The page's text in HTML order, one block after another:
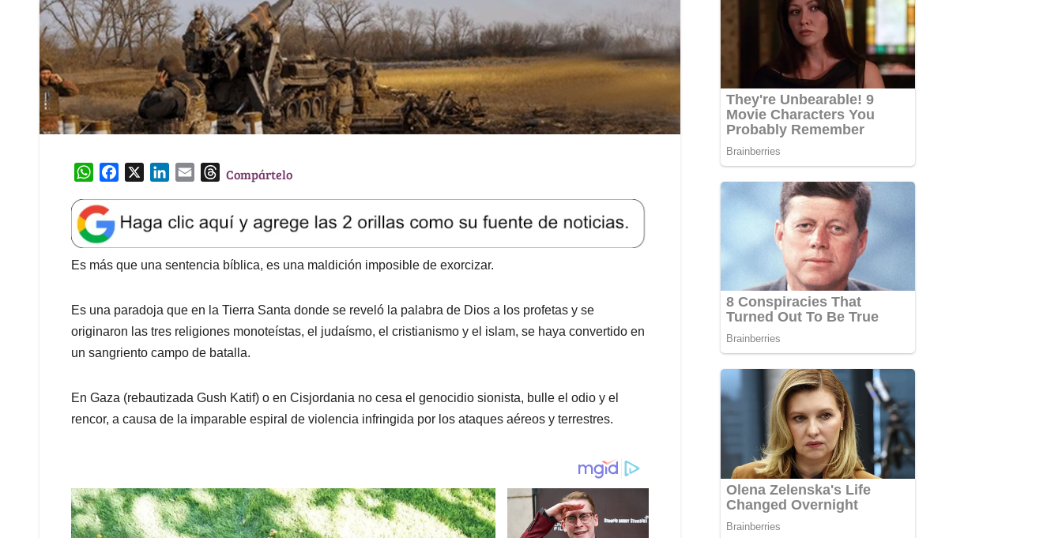
W
a
t
s
A
p
e
b
o
k
k
e
d
n
l
T
e
a
d
Compártelo
Es más que una sentencia bíblica, es una maldición imposible de exorcizar.
Es una paradoja que en la Tierra Santa donde se reveló la palabra de Dios a los profetas y se
originaron las tres religiones monoteístas, el judaísmo, el cristianismo y el islam, se haya convertido en
un sangriento campo de batalla.
En Gaza (rebautizada Gush Katif) o en Cisjordania no cesa el genocidio sionista, bulle el odio y el
rencor, a causa de la imparable espiral de violencia infringida por los ataques aéreos y terrestres.